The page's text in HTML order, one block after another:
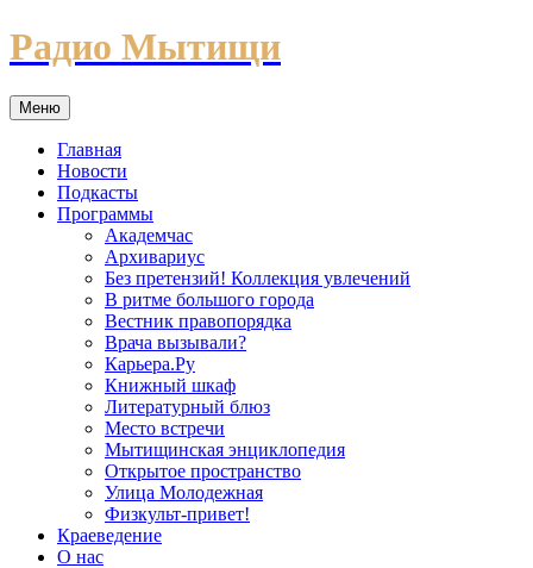
Перейти
к
Радио Мытищи
Меню
Главная
Новости
Подкасты
Программы
Академчас
Архивариус
Без претензий! Коллекция увлечений
В ритме большого города
Вестник правопорядка
Врача вызывали?
Карьера.Ру
Книжный шкаф
Литературный блюз
Место встречи
Мытищинская энциклопедия
Открытое пространство
Улица Молодежная
Физкульт-привет!
Краеведение
О нас